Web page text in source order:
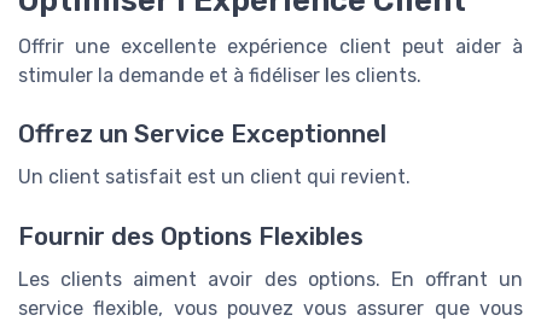
Offrir une excellente expérience client peut aider à
stimuler la demande et à fidéliser les clients.
Offrez un Service Exceptionnel
Un client satisfait est un client qui revient.
Fournir des Options Flexibles
Les clients aiment avoir des options. En offrant un
service flexible, vous pouvez vous assurer que vous